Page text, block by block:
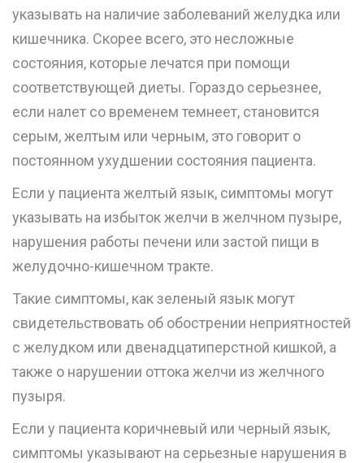
указывать на наличие заболеваний желудка или
кишечника. Скорее всего, это несложные
состояния, которые лечатся при помощи
соответствующей диеты. Гораздо серьезнее,
если налет со временем темнеет, становится
серым, желтым или черным, это говорит о
постоянном ухудшении состояния пациента.
Если у пациента желтый язык, симптомы могут
указывать на избыток желчи в желчном пузыре,
нарушения работы печени или застой пищи в
желудочно-кишечном тракте.
Такие симптомы, как зеленый язык могут
свидетельствовать об обострении неприятностей
с желудком или двенадцатиперстной кишкой, а
также о нарушении оттока желчи из желчного
пузыря.
Если у пациента коричневый или черный язык,
симптомы указывают на серьезные нарушения в